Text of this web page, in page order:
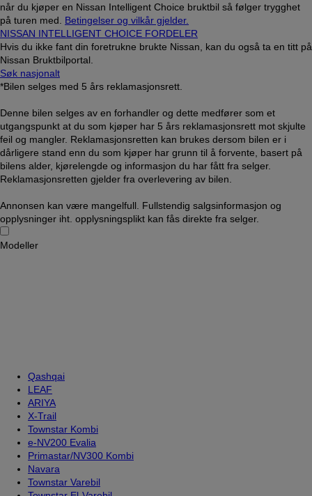
når du kjøper en Nissan Intelligent Choice bruktbil så følger trygghet
på turen med. Betingelser og vilkår gjelder.
NISSAN INTELLIGENT CHOICE FORDELER
Hvis du ikke fant din foretrukne brukte Nissan, kan du også ta en titt på
Nissan Bruktbilportal.
Søk nasjonalt
*Bilen selges med 5 års reklamasjonsrett.
Denne bilen selges av en forhandler og dette medfører som et
utgangspunkt at du som kjøper har 5 års reklamasjonsrett mot skjulte
feil og mangler. Reklamasjonsretten kan brukes dersom bilen er i
dårligere stand enn du som kjøper har grunn til å forvente, basert på
bilens alder, kjørelengde og informasjon du har fått fra selger.
Reklamasjonsretten gjelder fra overlevering av bilen.
Annonsen kan være mangelfull. Fullstendig salgsinformasjon og
opplysninger iht. opplysningsplikt kan fås direkte fra selger.
Modeller
Qashqai
LEAF
ARIYA
X-Trail
Townstar Kombi
e-NV200 Evalia
Primastar/NV300 Kombi
Navara
Townstar Varebil